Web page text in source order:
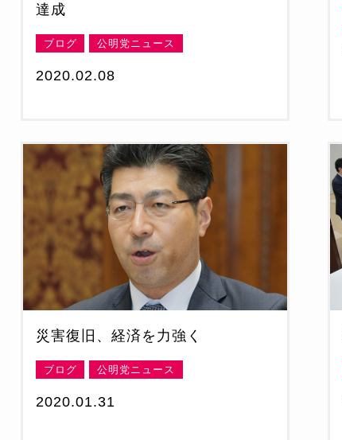
達成
ブログ 公明党ニュース
2020.02.08
災害復旧、経済を力強く
ブログ 公明党ニュース
2020.01.31